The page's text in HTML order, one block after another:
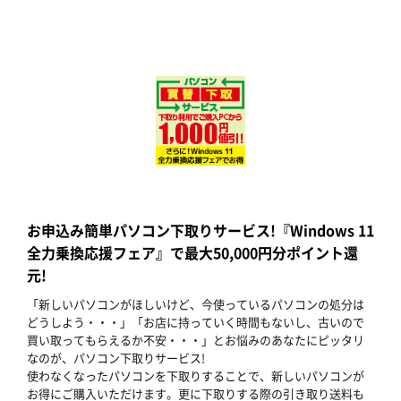
お申込み簡単パソコン下取りサービス!『Windows 11
全力乗換応援フェア』で最大50,000円分ポイント還
元!
「新しいパソコンがほしいけど、今使っているパソコンの処分は
どうしよう・・・」「お店に持っていく時間もないし、古いので
買い取ってもらえるか不安・・・」とお悩みのあなたにピッタリ
なのが、パソコン下取りサービス!
使わなくなったパソコンを下取りすることで、新しいパソコンが
お得にご購入いただけます。更に下取りする際の引き取り送料も